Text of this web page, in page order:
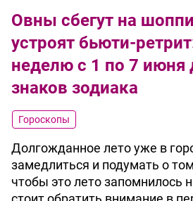
Овны сбегут на
устроят бьюти-
неделю с 1 по 7 июня
знаков зодиака
Гороскопы
Долгожданное лето уже в
замедлиться и подумать о
чтобы это лето запомнилось